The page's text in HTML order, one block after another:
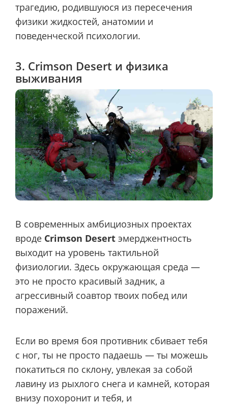
трагедию, родившуюся из пересечения
физики жидкостей, анатомии и
поведенческой психологии.
3. Crimson Desert и физика
выживания
В современных амбициозных проектах
вроде Crimson Desert эмерджентность
выходит на уровень тактильной
физиологии. Здесь окружающая среда —
это не просто красивый задник, а
агрессивный соавтор твоих побед или
поражений.
Если во время боя противник сбивает тебя
с ног, ты не просто падаешь — ты можешь
покатиться по склону, увлекая за собой
лавину из рыхлого снега и камней, которая
внизу похоронит и тебя, и